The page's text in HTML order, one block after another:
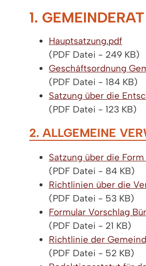
1. GEMEINDERAT
Hauptsatzung.pdf
(PDF Datei - 249 KB)
Geschäftsordnung
(PDF Datei - 184 KB)
Satzung über die
(PDF Datei - 123 KB)
2. ALLGEMEINE
Satzung über die
(PDF Datei - 84 KB)
Richtlinien über die
(PDF Datei - 53 KB)
Formular Vorschlag
(PDF Datei - 21 KB)
Richtlinie der
(PDF Datei - 52 KB)